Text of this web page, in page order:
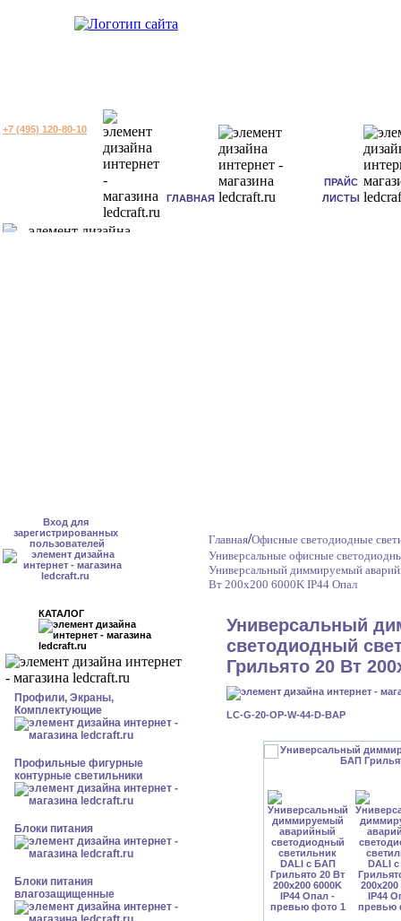
+7 (495) 120-80-10
ГЛАВНАЯ
ПРАЙС
ЛИСТЫ
Вход для
зарегистрированных
пользователей
КАТАЛОГ
Профили, Экраны,
Комплектующие
Профильные фигурные
контурные светильники
Блоки питания
Блоки питания
влагозащищенные
Главная/Офисные светодиодные
Универсальные офисные
Универсальный диммируемый
Вт 200x200 6000K IP44 Опал
Универсальный
светодиодный
Грильято 20 Вт
LC-G-20-OP-W-44-D-BAP